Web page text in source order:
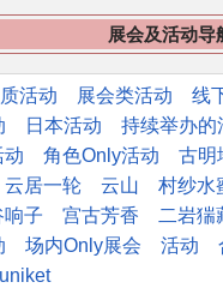
展会及活动导
活动 展会类活动
线
日本活动
持续举办的
动
角色Only活动 古明
云居一轮 云山 村纱水
响子 宫古芳香 二岩猯
场内Only展会 活动